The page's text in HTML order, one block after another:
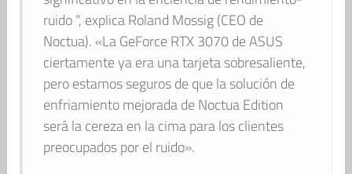
ruido ”, explica Roland Mossig (CEO de
Noctua). «La GeForce RTX 3070 de ASUS
ciertamente ya era una tarjeta sobresaliente,
pero estamos seguros de que la solución de
enfriamiento mejorada de Noctua Edition
será la cereza en la cima para los clientes
preocupados por el ruido».